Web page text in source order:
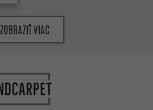
ZOBRAZIŤ VIAC